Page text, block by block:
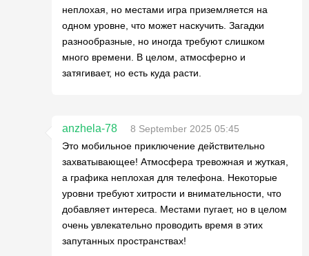
неплохая, но местами игра приземляется на
одном уровне, что может наскучить. Загадки
разнообразные, но иногда требуют слишком
много времени. В целом, атмосферно и
затягивает, но есть куда расти.
anzhela-78
8 September 2025 05:45
Это мобильное приключение действительно
захватывающее! Атмосфера тревожная и жуткая,
а графика неплохая для телефона. Некоторые
уровни требуют хитрости и внимательности, что
добавляет интереса. Местами пугает, но в целом
очень увлекательно проводить время в этих
запутанных пространствах!